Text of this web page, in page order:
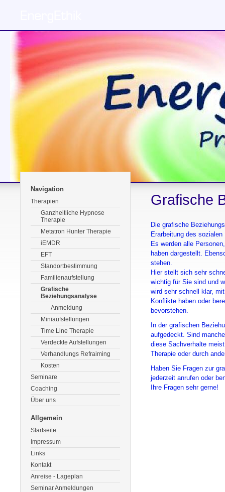
Navigation
Therapien
Ganzheitliche Hypnose
Therapie
Metatron Hunter Therapie
iEMDR
EFT
Standortbestimmung
Familienaufstellung
Grafische
Beziehungsanalyse
Anmeldung
Miniaufstellungen
Time Line Therapie
Verdeckte Aufstellungen
Verhandlungs Refraiming
Kosten
Seminare
Coaching
Über uns
Allgemein
Startseite
Impressum
Links
Kontakt
Anreise - Lageplan
Seminar Anmeldungen
Grafische
Die grafische
Erarbeitung des sozialen
Es werden alle
haben dargestellt.
stehen.
Hier stellt sich sehr
wichtig für Sie sind und
wird sehr schnell klar,
Konflikte haben oder
bevorstehen.
In der grafischen
aufgedeckt. Sind
diese Sachverhalte
Therapie oder durch
Haben Sie Fragen zur
jederzeit anrufen oder
Ihre Fragen sehr gerne!